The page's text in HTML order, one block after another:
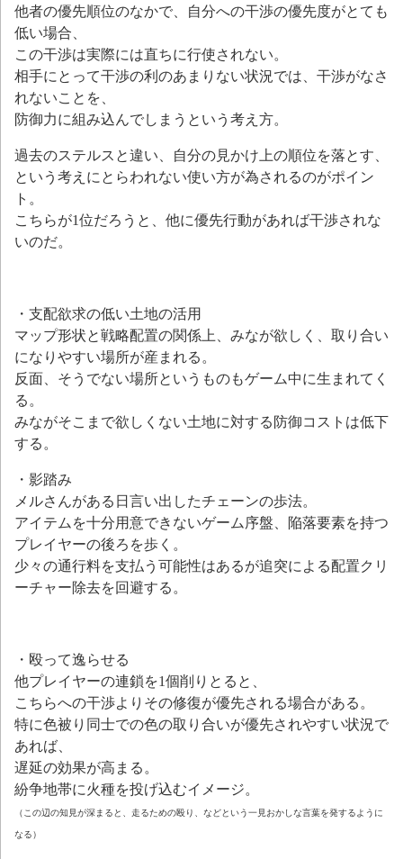
他者の優先順位のなかで、自分への干渉の優先度がとても
低い場合、
この干渉は実際には直ちに行使されない。
相手にとって干渉の利のあまりない状況では、干渉がなさ
れないことを、
防御力に組み込んでしまうという考え方。
過去のステルスと違い、自分の見かけ上の順位を落とす、
という考えにとらわれない使い方が為されるのがポイン
ト。
こちらが1位だろうと、他に優先行動があれば干渉されな
いのだ。
・支配欲求の低い土地の活用
マップ形状と戦略配置の関係上、みなが欲しく、取り合い
になりやすい場所が産まれる。
反面、そうでない場所というものもゲーム中に生まれてく
る。
みながそこまで欲しくない土地に対する防御コストは低下
する。
・影踏み
メルさんがある日言い出したチェーンの歩法。
アイテムを十分用意できないゲーム序盤、陥落要素を持つ
プレイヤーの後ろを歩く。
少々の通行料を支払う可能性はあるが追突による配置クリ
ーチャー除去を回避する。
・殴って逸らせる
他プレイヤーの連鎖を1個削りとると、
こちらへの干渉よりその修復が優先される場合がある。
特に色被り同士での色の取り合いが優先されやすい状況で
あれば、
遅延の効果が高まる。
紛争地帯に火種を投げ込むイメージ。
（この辺の知見が深まると、走るための殴り、などという一見おかしな言葉を発するように
なる）